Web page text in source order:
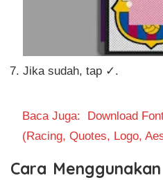
Jika sudah, tap ✓.
Baca Juga: Download
(Racing, Quotes, Logo,
Cara